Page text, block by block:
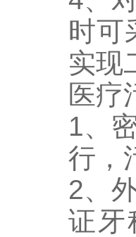
时可
实现
医疗
1、
行，
2、
证牙